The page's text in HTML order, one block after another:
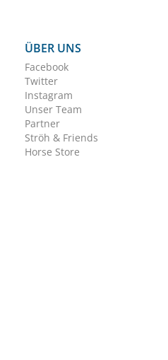
ÜBER UNS
Facebook
Twitter
Instagram
Unser Team
Partner
Ströh & Friends
Horse Store